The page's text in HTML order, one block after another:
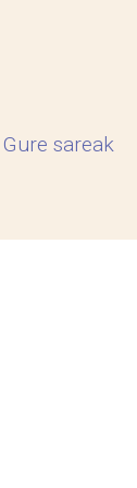
Gure sareak